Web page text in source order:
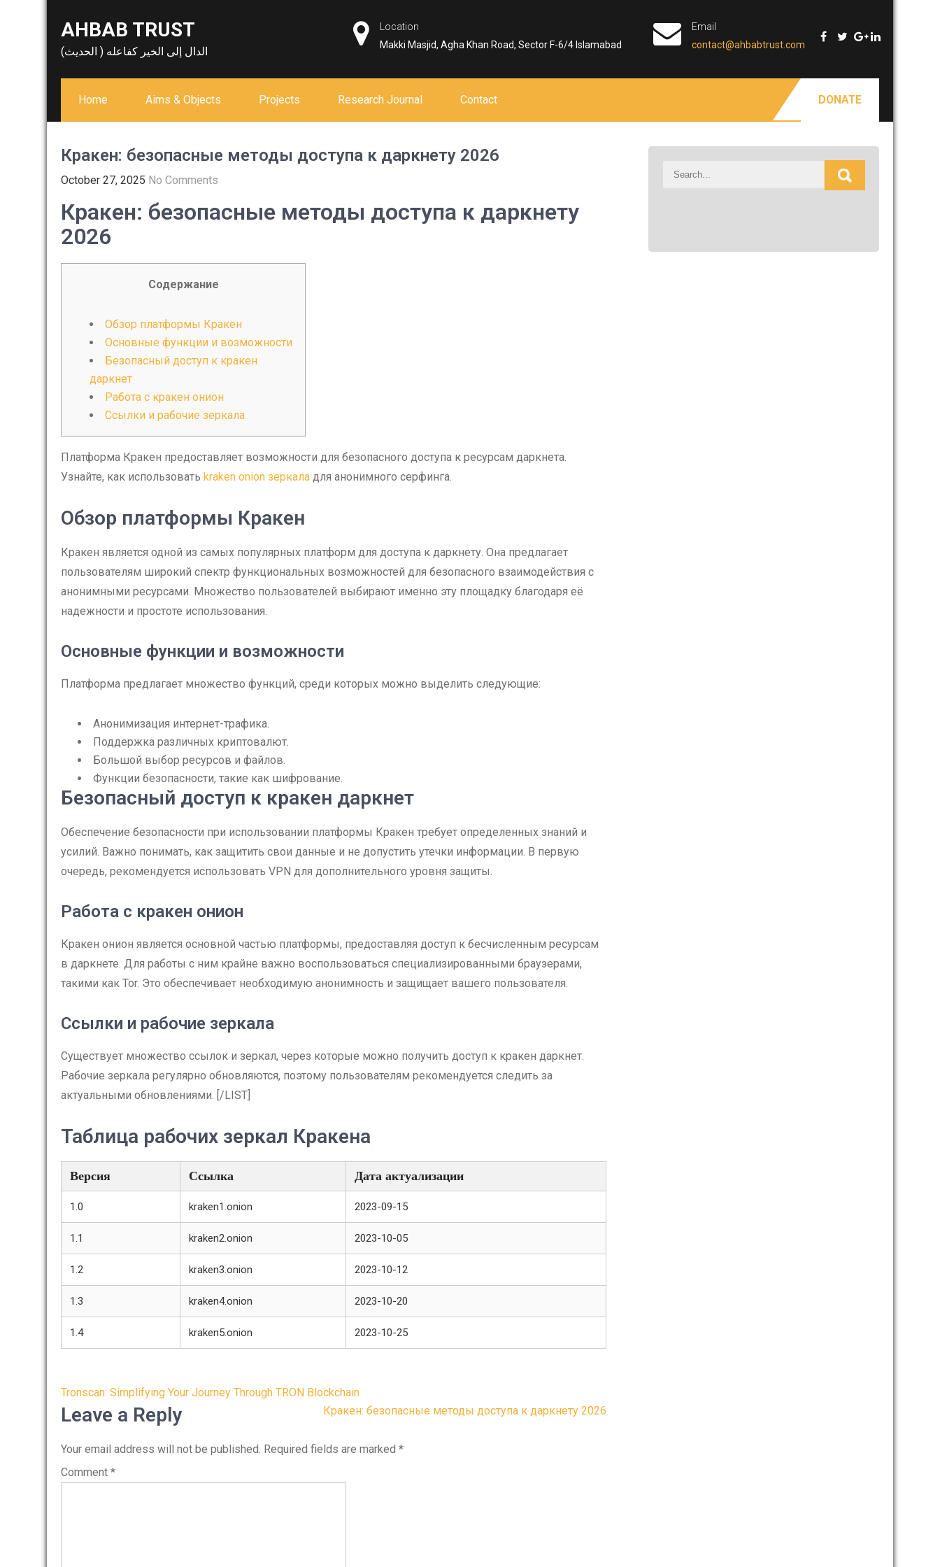
AHBAB TRUST
الدال إلى الخير كفاعله ( الحديث)
Location
Makki Masjid, Agha Khan Road, Sector F-6/4 Islamabad
Email
contact@ahbabtrust.com
Home Aims & Objects Projects Research Journal Contact DONATE
Кракен: безопасные методы доступа к даркнету 2026
October 27, 2025 No Comments
Кракен: безопасные методы доступа к даркнету
2026
Содержание
Обзор платформы Кракен
Основные функции и возможности
Безопасный доступ к кракен
даркнет
Работа с кракен онион
Ссылки и рабочие зеркала
Платформа Кракен предоставляет возможности для безопасного доступа к ресурсам даркнета.
Узнайте, как использовать kraken onion зеркала для анонимного серфинга.
Обзор платформы Кракен
Кракен является одной из самых популярных платформ для доступа к даркнету. Она предлагает
пользователям широкий спектр функциональных возможностей для безопасного взаимодействия с
анонимными ресурсами. Множество пользователей выбирают именно эту площадку благодаря её
надежности и простоте использования.
Основные функции и возможности
Платформа предлагает множество функций, среди которых можно выделить следующие:
Анонимизация интернет-трафика.
Поддержка различных криптовалют.
Большой выбор ресурсов и файлов.
Функции безопасности, такие как шифрование.
Безопасный доступ к кракен даркнет
Обеспечение безопасности при использовании платформы Кракен требует определенных знаний и
усилий. Важно понимать, как защитить свои данные и не допустить утечки информации. В первую
очередь, рекомендуется использовать VPN для дополнительного уровня защиты.
Работа с кракен онион
Кракен онион является основной частью платформы, предоставляя доступ к бесчисленным ресурсам
в даркнете. Для работы с ним крайне важно воспользоваться специализированными браузерами,
такими как Tor. Это обеспечивает необходимую анонимность и защищает вашего пользователя.
Ссылки и рабочие зеркала
Существует множество ссылок и зеркал, через которые можно получить доступ к кракен даркнет.
Рабочие зеркала регулярно обновляются, поэтому пользователям рекомендуется следить за
актуальными обновлениями. [/LIST]
Таблица рабочих зеркал Кракена
Версия Ссылка Дата актуализации
1.0 kraken1.onion 2023-09-15
1.1 kraken2.onion 2023-10-05
1.2 kraken3.onion 2023-10-12
1.3 kraken4.onion 2023-10-20
1.4 kraken5.onion 2023-10-25
Post
navigation
Tronscan: Simplifying Your Journey Through TRON Blockchain
Кракен: безопасные методы доступа к даркнету 2026
Leave a Reply
Your email address will not be published. Required fields are marked *
Comment *